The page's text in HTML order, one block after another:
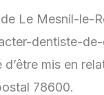
Le Mesnil-
dentiste-
mis en
78600.